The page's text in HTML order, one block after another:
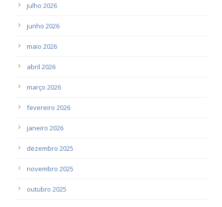
julho 2026
junho 2026
maio 2026
abril 2026
março 2026
fevereiro 2026
janeiro 2026
dezembro 2025
novembro 2025
outubro 2025